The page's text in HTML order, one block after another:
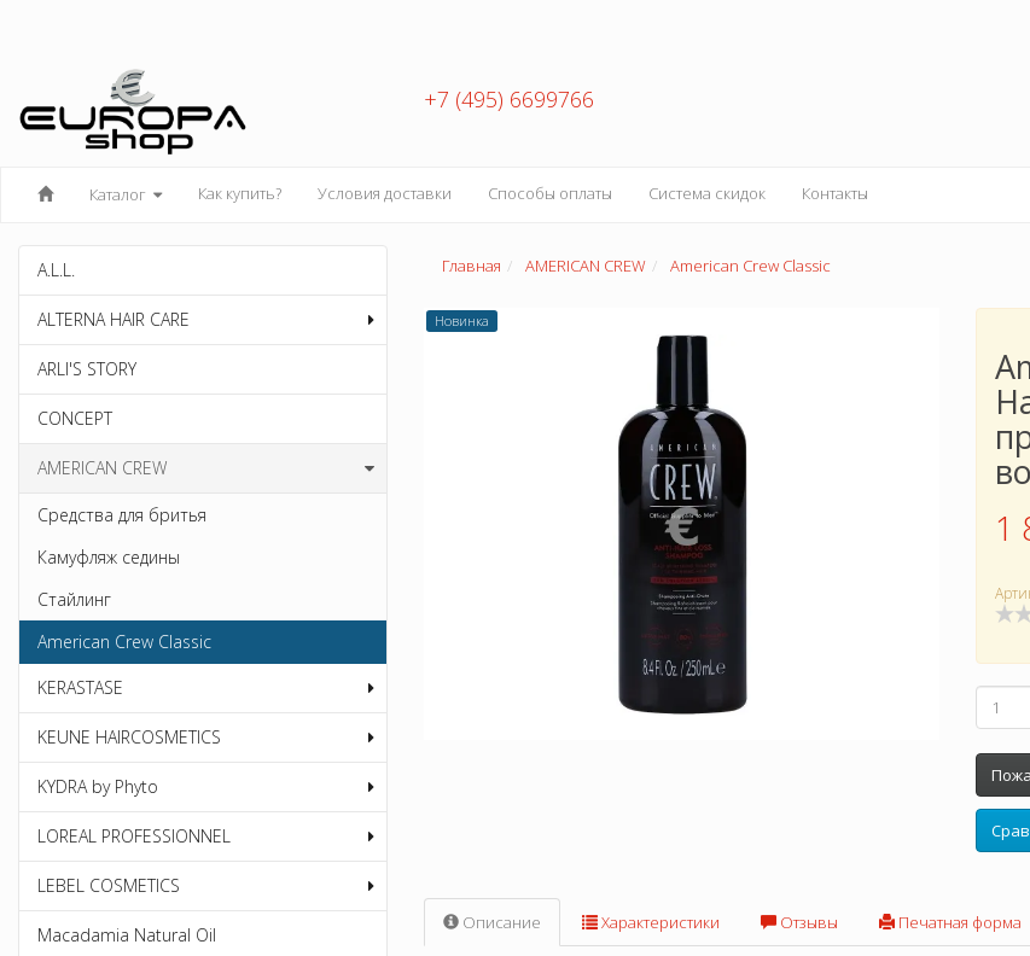
+7 (495) 6699766
Каталог Как купить? Условия доставки Способы оплаты Система скидок Контакты
A.L.L.
ALTERNA HAIR CARE
ARLI'S STORY
CONCEPT
AMERICAN CREW
Средства для бритья
Камуфляж седины
Стайлинг
American Crew Classic
KERASTASE
KEUNE HAIRCOSMETICS
KYDRA by Phyto
LOREAL PROFESSIONNEL
LEBEL COSMETICS
Macadamia Natural Oil
Главная AMERICAN CREW American Crew Classic
Новинка
1
Описание Характеристики Отзывы Печатная форма